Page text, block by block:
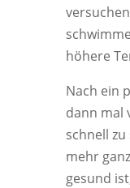
höhere
Nach ein
dann mal
schnell
mehr
gesund